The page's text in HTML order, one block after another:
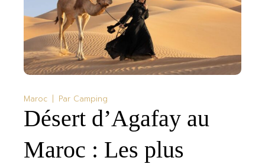
Maroc Par Camping
Désert d’Agafay au
Maroc : Les plus